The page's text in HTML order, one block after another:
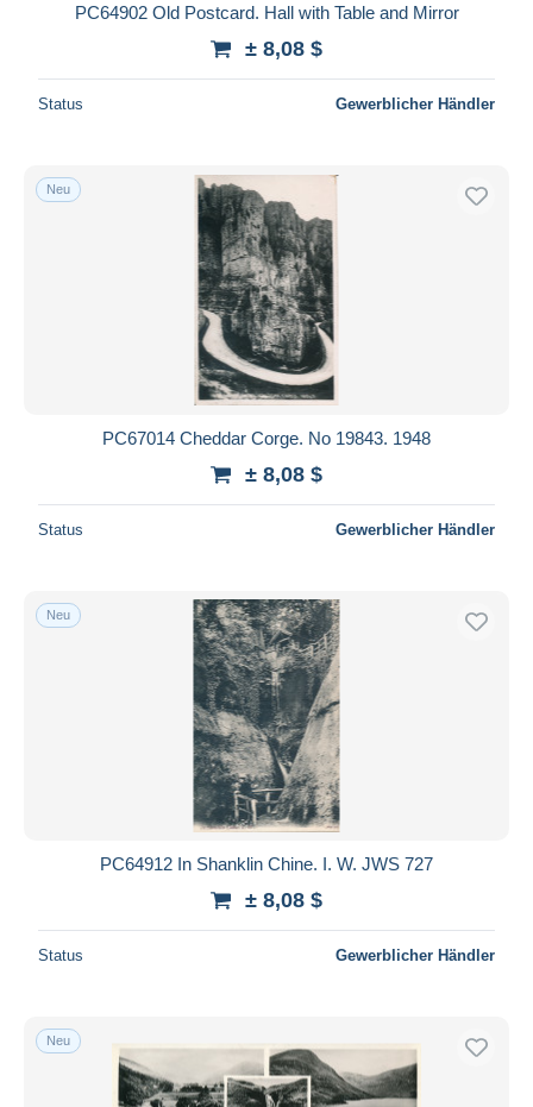
PC64902 Old Postcard. Hall with Table and Mirror
± 8,08 $
Status Gewerblicher Händler
Neu
PC67014 Cheddar Corge. No 19843. 1948
± 8,08 $
Status Gewerblicher Händler
Neu
PC64912 In Shanklin Chine. I. W. JWS 727
± 8,08 $
Status Gewerblicher Händler
Neu